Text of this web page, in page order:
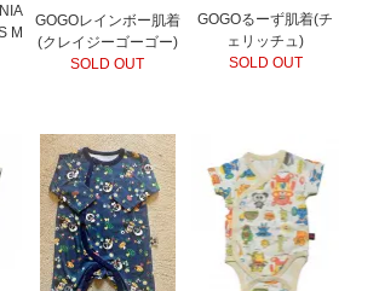
M
GOGOレインボー肌着
(クレイジーゴーゴー)
SOLD OUT
GOGOるーず肌着(チ
ェリッチュ)
SOLD OUT